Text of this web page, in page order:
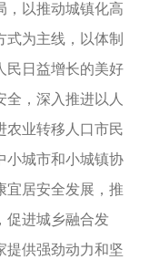
，以推动城镇化高
式为主线，以体制
民日益增长的美好
，深入推进以人
农业转移人口市民
小城市和小城镇协
宜居安全发展，推
促进城乡融合发
提供强劲动力和坚